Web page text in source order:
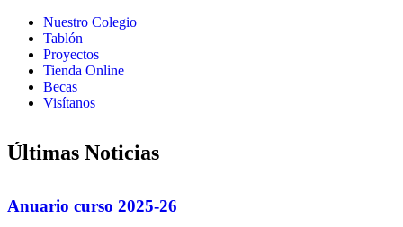
Nuestro Colegio
Tablón
Proyectos
Tienda Online
Becas
Visítanos
Últimas Noticias
Anuario curso 2025-26